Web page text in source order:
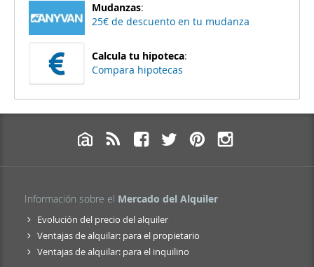
Mudanzas:
25€ de descuento en tu mudanza
Calcula tu hipoteca:
Compara hipotecas
Información sobre el Mercado del Alquiler
Evolución del precio del alquiler
Ventajas de alquilar: para el propietario
Ventajas de alquilar: para el inquilino